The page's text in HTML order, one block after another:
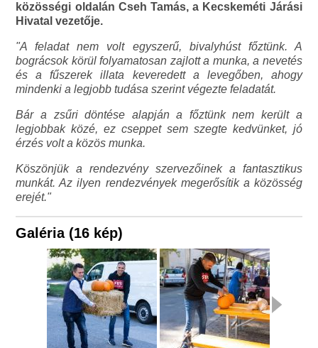
közösségi oldalán Cseh Tamás, a Kecskeméti Járási
Hivatal vezetője.
"A feladat nem volt egyszerű, bivalyhúst főztünk. A
bográcsok körül folyamatosan zajlott a munka, a nevetés
és a fűszerek illata keveredett a levegőben, ahogy
mindenki a legjobb tudása szerint végezte feladatát.
Bár a zsűri döntése alapján a főztünk nem került a
legjobbak közé, ez cseppet sem szegte kedvünket, jó
érzés volt a közös munka.
Köszönjük a rendezvény szervezőinek a fantasztikus
munkát. Az ilyen rendezvények megerősítik a közösség
erejét."
Galéria (16 kép)